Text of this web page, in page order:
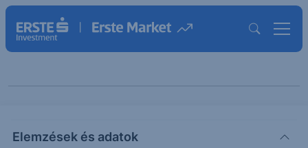
Elemzések és adatok